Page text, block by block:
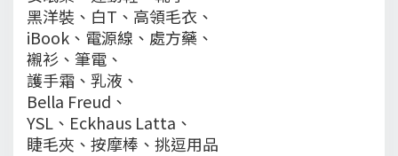
黑洋裝、白T、高領毛衣、
iBook、電源線、處方藥、
襯衫、筆電、
護手霜、乳液、
Bella Freud、
YSL、Eckhaus Latta、
睫毛夾、按摩棒、挑逗用品